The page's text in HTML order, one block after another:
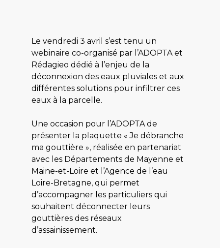
Le vendredi 3 avril s’est tenu un
webinaire co-organisé par l’ADOPTA et
Rédagieo dédié à l’enjeu de la
déconnexion des eaux pluviales et aux
différentes solutions pour infiltrer ces
eaux à la parcelle.
Une occasion pour l’ADOPTA de
présenter la plaquette « Je débranche
ma gouttière », réalisée en partenariat
avec les Départements de Mayenne et
Maine-et-Loire et l’Agence de l’eau
Loire-Bretagne, qui permet
d’accompagner les particuliers qui
souhaitent déconnecter leurs
gouttières des réseaux
d’assainissement.